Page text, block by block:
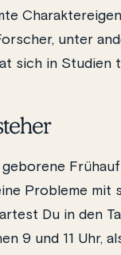
unter
sich in
Probleme mit
Du in den
9 und 11 Uhr,